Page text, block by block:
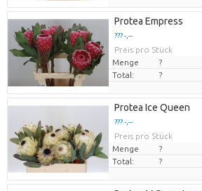
Protea Empress
??? -,--
Preis pro Stück
Menge
?
Total:
?
Protea Ice Queen
??? -,--
Preis pro Stück
Menge
?
Total:
?